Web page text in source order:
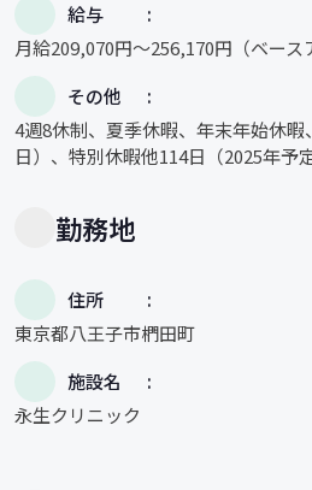
給与
月給209,070円〜256,170円（ベース
その他
4週8休制、夏季休暇、年末年始休
日）、特別休暇他114日（2025年予定
勤務地
住所
東京都八王子市椚田町
施設名
永生クリニック